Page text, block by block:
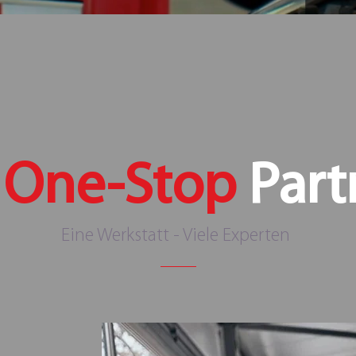
One-Stop
Eine Werkstatt - Viele Experten